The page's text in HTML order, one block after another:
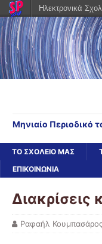
Μηνιαίο Περιοδικό
ΤΟ ΣΧΟΛΕΙΟ ΜΑΣ
ΕΠΙΚΟΙΝΩΝΙΑ
Διακρίσεις
Ραφαήλ Κουμπασάρος
Ηλεκτρονικά